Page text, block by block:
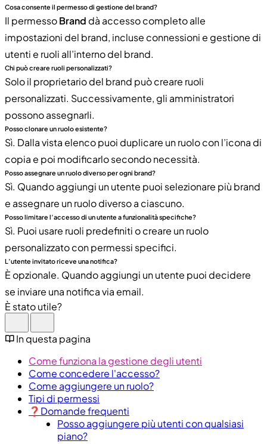
Cosa consente il permesso di gestione del brand?
Il permessoBrand dà accesso completo alle
impostazioni del brand, incluse connessioni e gestione di
utenti e ruoli all’interno del brand.
Chi può creare ruoli personalizzati?
Solo il proprietario del brand può creare ruoli
personalizzati. Successivamente, gli amministratori
possono assegnarli.
Posso clonare un ruolo esistente?
Sì. Dalla vista elenco puoi duplicare un ruolo con l’icona di
copia e poi modificarlo secondo necessità.
Posso assegnare un ruolo diverso per ogni brand?
Sì. Quando aggiungi un utente puoi selezionare più brand
e assegnare un ruolo diverso a ciascuno.
Posso limitare l’accesso di un utente a funzionalità specifiche?
Sì. Puoi usare ruoli predefiniti o creare un ruolo
personalizzato con permessi specifici.
L’utente invitato riceve una notifica?
È opzionale. Quando aggiungi un utente puoi decidere
se inviare una notifica via email.
È stato utile?
In questa pagina
Come funziona la gestione degli utenti
Come concedere l'accesso?
Come aggiungere un ruolo?
Tipi di permessi
❓Domande frequenti
Posso aggiungere più utenti con qualsiasi
piano?